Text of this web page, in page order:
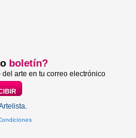
boletín?
arte en tu correo electrónico
.